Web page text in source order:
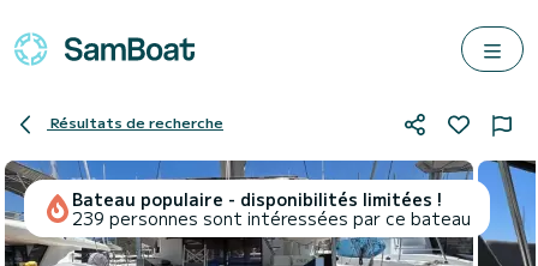
Résultats de recherche
Bateau populaire - disponibilités limitées !
239 personnes sont intéressées par ce bateau